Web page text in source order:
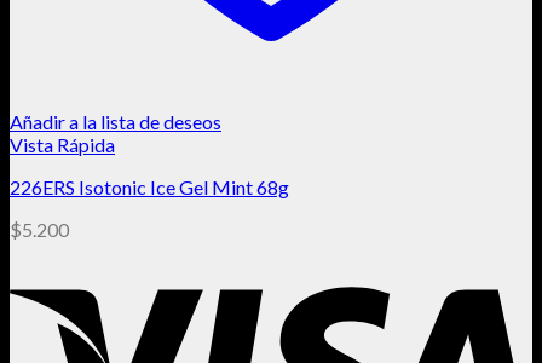
Añadir a la lista de deseos
Vista Rápida
226ERS Isotonic Ice Gel Mint 68g
$5.200